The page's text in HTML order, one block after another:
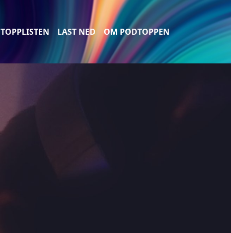
TOPPLISTEN LAST NED OM PODTOPPEN